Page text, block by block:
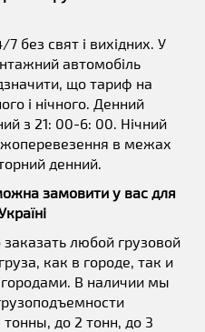
без свят і вихідних. У
автомобіль
що тариф на
і нічного. Денний
з 21: 00-6: 00. Нічний
в межах
денний.
замовити у вас для
любой грузовой
как в городе, так и
В наличии мы
до 2 тонн, до 3